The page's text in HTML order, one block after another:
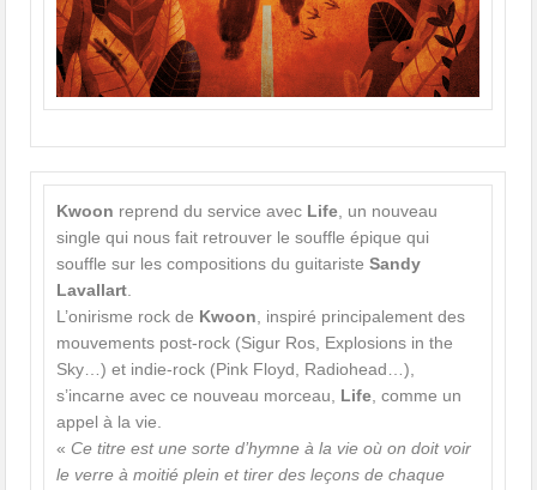
Kwoon reprend du service avec Life , un nouveau
single qui nous fait retrouver le souffle épique qui
souffle sur les compositions du guitaristeSandy
Lavallart
L’onirisme rock de Kwoon , inspiré principalement des
mouvements post-rock (Sigur Ros, Explosions in the
Sky…) et indie-rock (Pink Floyd, Radiohead…),
s’incarne avec ce nouveau morceau, Life , comme un
appel à la vie.
«Ce titre est une sorte d’hymne à la vie où on doit voir
le verre à moitié plein et tirer des leçons de chaque